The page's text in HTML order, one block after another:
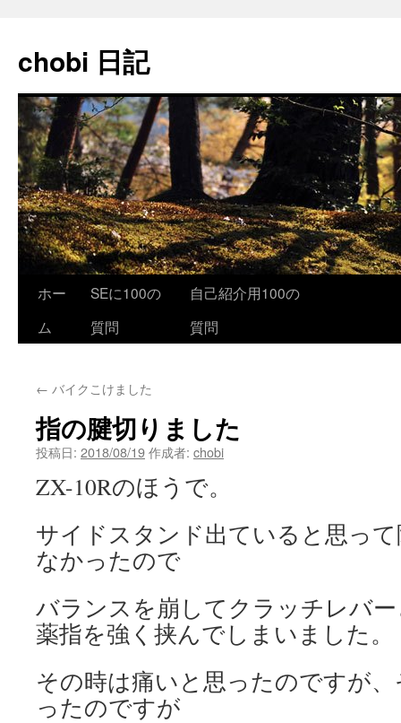
テ
ン
へ
ス
ッ
プ
chobi 日記
ホー
ム
SEに100の
質問
自己紹介用100の
質問
← バイクこけました
指の腱切りました
投稿日: 2018/08/19作成者: chobi
ZX-10Rのほうで。
サイドスタンド出ていると思っ
なかったので
バランスを崩してクラッチレバ
薬指を強く挟んでしまいました。
その時は痛いと思ったのですが
ったのですが